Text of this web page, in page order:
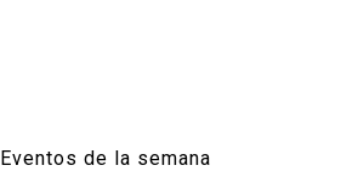
Eventos de la semana